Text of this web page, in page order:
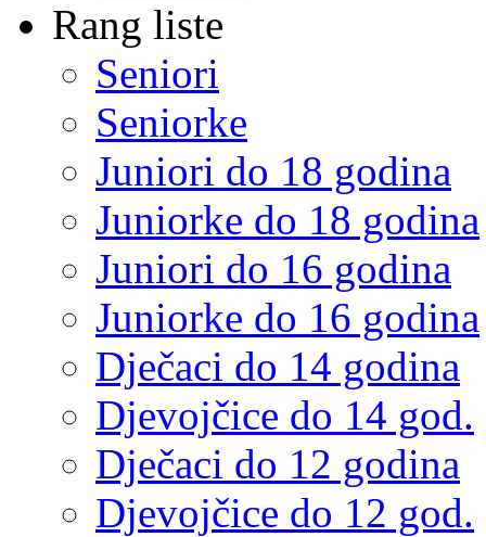
Rang liste
Seniori
Seniorke
Juniori do 18 godina
Juniorke do 18 godina
Juniori do 16 godina
Juniorke do 16 godina
Dječaci do 14 godina
Djevojčice do 14 god.
Dječaci do 12 godina
Djevojčice do 12 god.